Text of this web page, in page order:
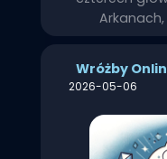
Wróżby
2026-05-06